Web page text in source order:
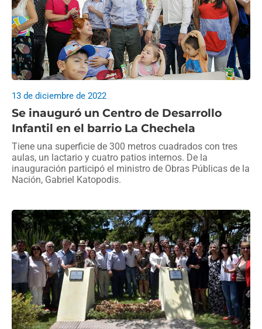
Se inauguró un Centro de Desarrollo
Infantil en el barrio La Chechela
13 de diciembre de 2022
Tiene una superficie de 300 metros cuadrados con tres
aulas, un lactario y cuatro patios internos. De la
inauguración participó el ministro de Obras Públicas de la
Nación, Gabriel Katopodis.